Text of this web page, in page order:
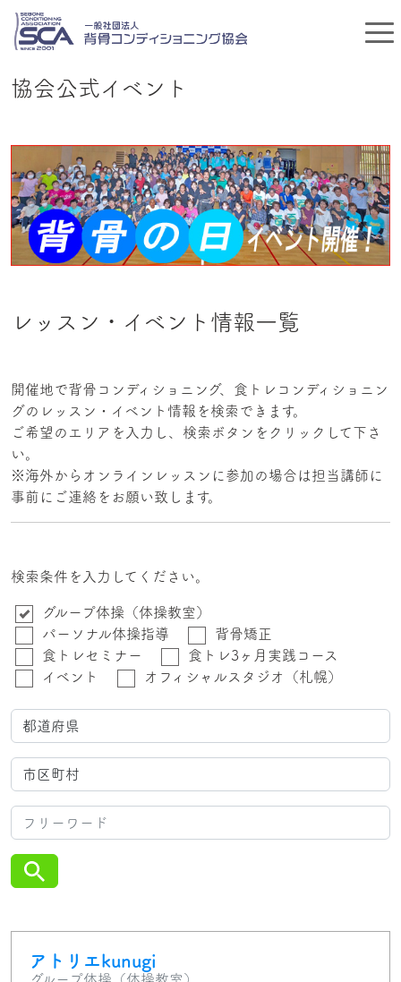
協会公式イベント
レッスン・イベント情報一覧
開催地で背骨コンディショニング、食トレコンディショニン
グのレッスン・イベント情報を検索できます。
ご希望のエリアを入力し、検索ボタンをクリックして下さ
い。
※海外からオンラインレッスンに参加の場合は担当講師に
事前にご連絡をお願い致します。
検索条件を入力してください。
グループ体操（体操教室）
パーソナル体操指導
背骨矯正
食トレセミナー
食トレ3ヶ月実践コース
イベント
オフィシャルスタジオ（札幌）
アトリエkunugi